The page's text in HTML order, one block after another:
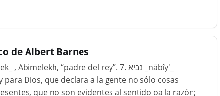
de Albert Barnes
para Dios, que declara a la gente no sólo cosas
que no son evidentes al sentido oa la razón;